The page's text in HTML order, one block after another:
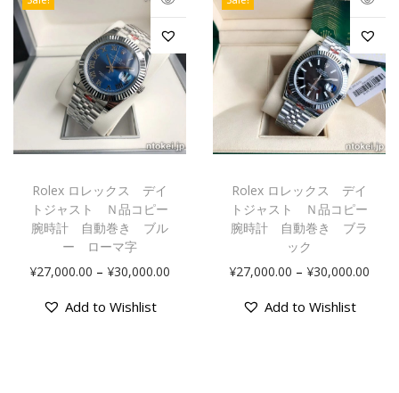
Rolex ロレックス デイ
トジャスト Ｎ品コピー
腕時計 自動巻き ブル
ー ローマ字
¥27,000.00 – ¥30,000.00
Add to Wishlist
Rolex ロレックス デイ
トジャスト Ｎ品コピー
腕時計 自動巻き ブラ
ック
¥27,000.00 – ¥30,000.00
Add to Wishlist